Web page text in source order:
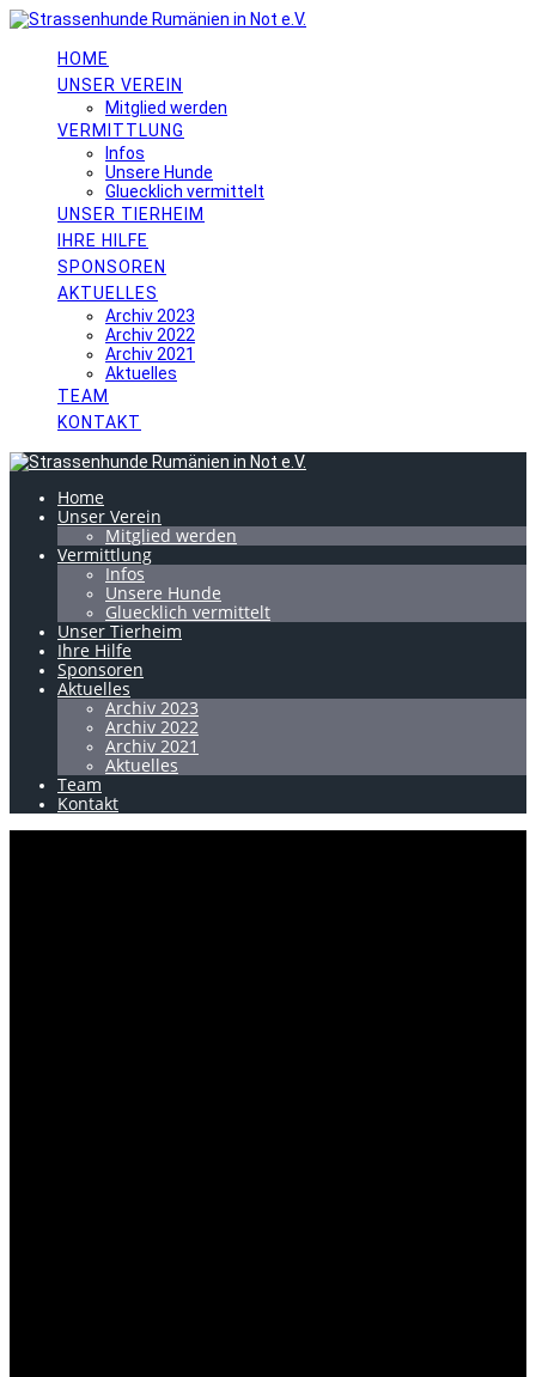
Skip
contentHOME
UNSER VEREIN
Mitglied werden
VERMITTLUNG
Infos
Unsere Hunde
Gluecklich vermittelt
UNSER TIERHEIM
IHRE HILFE
SPONSOREN
AKTUELLES
Archiv 2023
Archiv 2022
Archiv 2021
Aktuelles
TEAM
KONTAKT
Home
Unser Verein
Mitglied werden
Vermittlung
Infos
Unsere Hunde
Gluecklich vermittelt
Unser Tierheim
Ihre Hilfe
Sponsoren
Aktuelles
Archiv 2023
Archiv 2022
Archiv 2021
Aktuelles
Team
Kontakt